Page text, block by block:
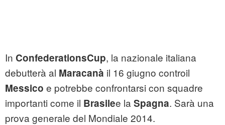
In ConfederationsCup, la nazionale italiana
debutterà al Maracanà il 16 giugno controil
Messico e potrebbe confrontarsi con squadre
importanti come il Brasilee la Spagna. Sarà una
prova generale del Mondiale 2014.